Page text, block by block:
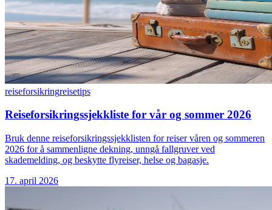
reiseforsikringreisetips
Reiseforsikringssjekkliste for vår og sommer 2026
Bruk denne reiseforsikringssjekklisten for reiser våren og sommeren
2026 for å sammenligne dekning, unngå fallgruver ved
skademelding, og beskytte flyreiser, helse og bagasje.
17. april 2026